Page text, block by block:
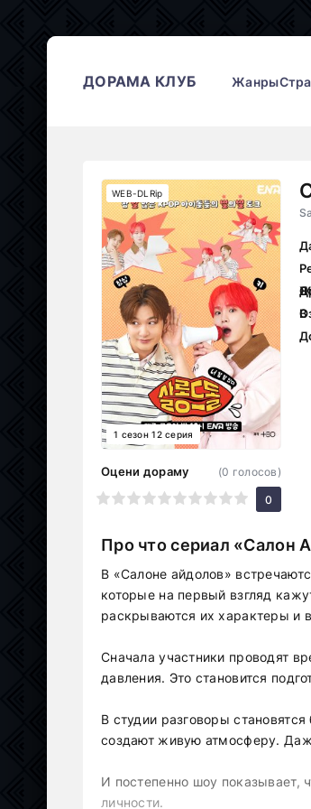
ДОРАМА КЛУБ Жанры
WEB-DLRip
1 сезон 12 серия
Оцени дораму
7 8 9 10
(0 голосов)
0
В
Про что сериал «Салон
В «Салоне айдолов»
которые на первый взгляд
раскрываются их характеры и
Сначала участники проводят
давления. Это становится
В студии разговоры
создают живую атмосферу.
И постепенно шоу показывает,
личности.